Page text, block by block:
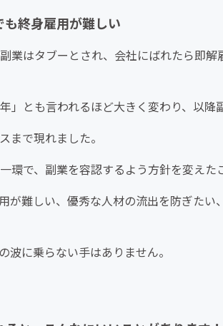
終身雇用が難しい
業はタブーとされ、会社にばれたら即
」とも言われるほど大きく変わり、以降
まで現れました。
環で、副業を容認するよう方針を変えた
が難しい、優秀な人材の流出を防ぎた
波に乗らない手はありません。